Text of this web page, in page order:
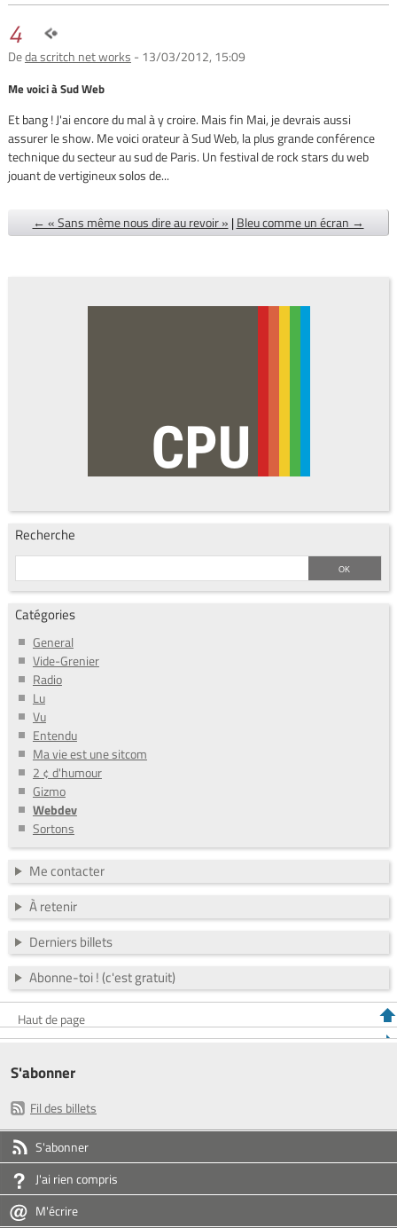
4
Deda scritch net works - 13/03/2012, 15:09
Me voici à Sud Web
Et bang ! J'ai encore du mal à y croire. Mais fin Mai, je devrais aussi
assurer le show. Me voici orateur à Sud Web, la plus grande conférence
technique du secteur au sud de Paris. Un festival de rock stars du web
jouant de vertigineux solos de...
← « Sans même nous dire au revoir » | Bleu comme un écran →
Recherche
Catégories
General
Vide-Grenier
Radio
Lu
Vu
Entendu
Ma vie est une sitcom
2 ¢ d'humour
Gizmo
Webdev
Sortons
Me contacter
À retenir
Derniers billets
Abonne-toi ! (c'est gratuit)
Haut de page
S'abonner
Fil des billets
S'abonner
J'ai rien compris
M'écrire